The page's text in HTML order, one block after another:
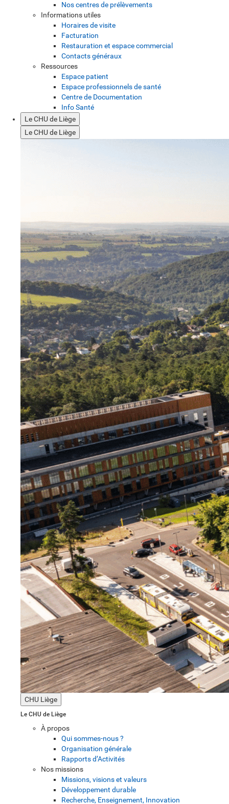
Nos centres de prélèvements
Informations utiles
Horaires de visite
Facturation
Restauration et espace commercial
Contacts généraux
Ressources
Espace patient
Espace professionnels de santé
Centre de Documentation
Info Santé
Le CHU de Liège
Le CHU de Liège
CHU Liège
Le CHU de Liège
À propos
Qui sommes-nous ?
Organisation générale
Rapports d’Activités
Nos missions
Missions, visions et valeurs
Développement durable
Recherche, Enseignement, Innovation